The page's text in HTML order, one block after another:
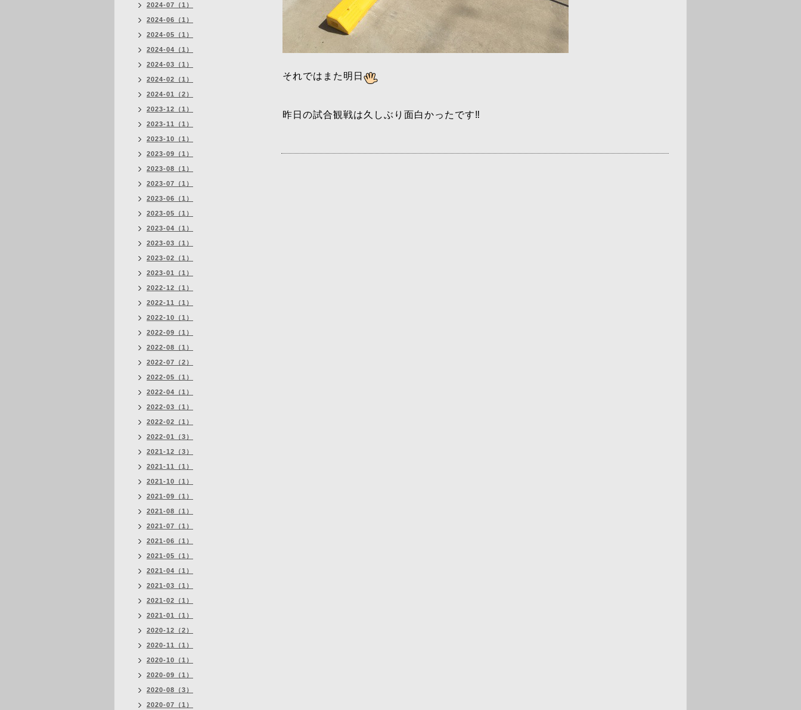
それではまた明日
昨日の試合観戦は久しぶり面白かったです‼️
2024-07（1）
2024-06（1）
2024-05（1）
2024-04（1）
2024-03（1）
2024-02（1）
2024-01（2）
2023-12（1）
2023-11（1）
2023-10（1）
2023-09（1）
2023-08（1）
2023-07（1）
2023-06（1）
2023-05（1）
2023-04（1）
2023-03（1）
2023-02（1）
2023-01（1）
2022-12（1）
2022-11（1）
2022-10（1）
2022-09（1）
2022-08（1）
2022-07（2）
2022-05（1）
2022-04（1）
2022-03（1）
2022-02（1）
2022-01（3）
2021-12（3）
2021-11（1）
2021-10（1）
2021-09（1）
2021-08（1）
2021-07（1）
2021-06（1）
2021-05（1）
2021-04（1）
2021-03（1）
2021-02（1）
2021-01（1）
2020-12（2）
2020-11（1）
2020-10（1）
2020-09（1）
2020-08（3）
2020-07（1）